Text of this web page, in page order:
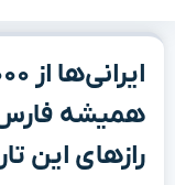
همیشه فارس
رازهای این